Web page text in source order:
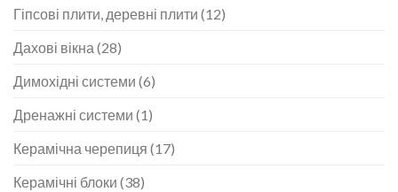
Гіпсові плити, деревні плити (12)
Дахові вікна (28)
Димохідні системи (6)
Дренажні системи (1)
Керамічна черепиця (17)
Керамічні блоки (38)